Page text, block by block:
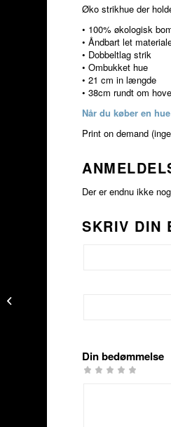
Øko strikhue der
• 100% økologisk
• Åndbart let
• Dobbeltlag strik
• Ombukket hue
• 21 cm in længde
• 38cm rundt om
Når du køber en
Print on demand
Der er endnu ikke
SKRIV DIN
Din bedømmelse